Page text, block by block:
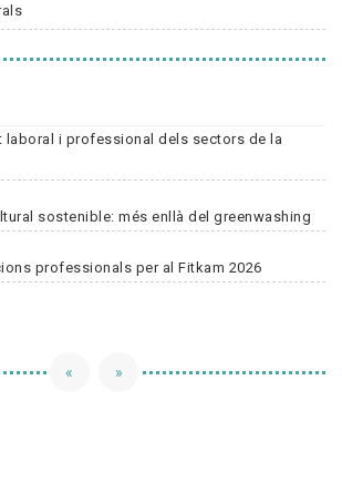
laboral i professional dels sectors de la
sostenible: més enllà del greenwashing
professionals per al Fitkam 2026
« »